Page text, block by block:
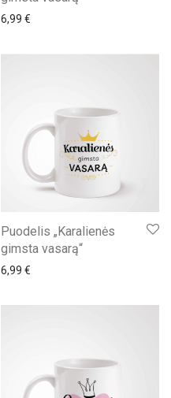
6,99 €
Puodelis „Karalienės
gimsta vasarą“
6,99 €